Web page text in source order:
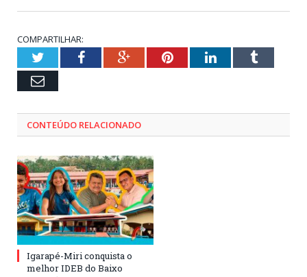
COMPARTILHAR:
TwitterFacebookGoogle+PinterestLinkedInTumblr
Email
CONTEÚDO RELACIONADO
Igarapé-Miri conquista o
melhor IDEB do Baixo